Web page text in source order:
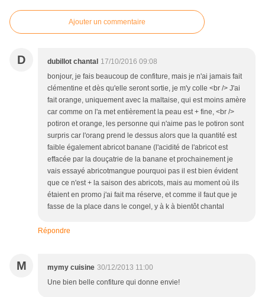
Ajouter un commentaire
D dubillot chantal 17/10/2016 09:08
bonjour, je fais beaucoup de confiture, mais je n'ai jamais fait
clémentine et dès qu'elle seront sortie, je m'y colle <br /> J'ai
fait orange, uniquement avec la maltaise, qui est moins amère
car comme on l'a met entièrement la peau est + fine, <br />
potiron et orange, les personne qui n'aime pas le potiron sont
surpris car l'orang prend le dessus alors que la quantité est
faible également abricot banane (l'acidité de l'abricot est
effacée par la douçatrie de la banane et prochainement je
vais essayé abricotmangue pourquoi pas il est bien évident
que ce n'est + la saison des abricots, mais au moment où ils
étaient en promo j'ai fait ma réserve, et comme il faut que je
fasse de la place dans le congel, y à k à bientôt chantal
Répondre
M mymy cuisine 30/12/2013 11:00
Une bien belle confiture qui donne envie!